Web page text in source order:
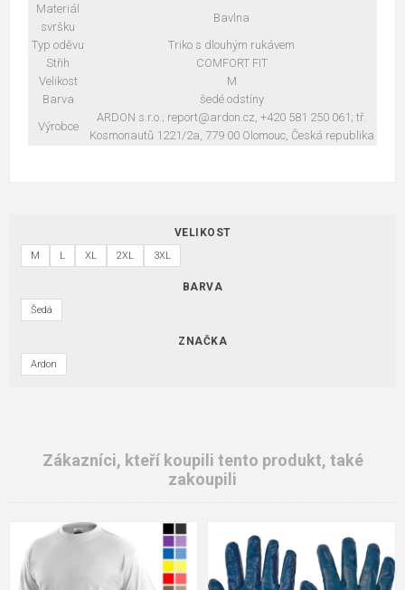
Materiál
svršku
Bavlna
Typ oděvu
Triko s dlouhým rukávem
Střih
COMFORT FIT
Velikost
M
Barva
šedé odstíny
Výrobce
ARDON s.r.o.; report@ardon.cz, +420 581 250 061; tř.
Kosmonautů 1221/2a, 779 00 Olomouc, Česká republika
VELIKOST
M L XL 2XL 3XL
BARVA
Šedá
ZNAČKA
Ardon
Zákazníci, kteří koupili tento produkt, také
zakoupili